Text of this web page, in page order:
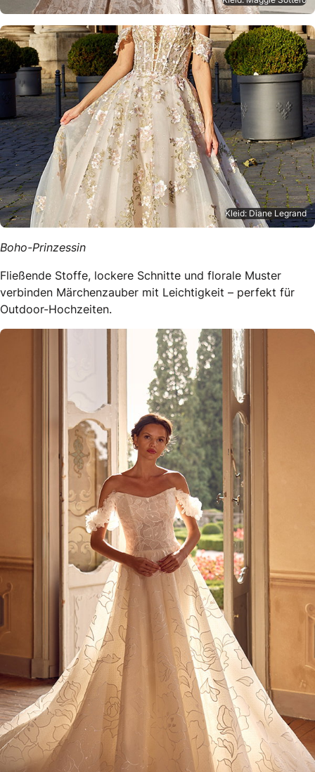
Kleid: Diane Legrand
Boho-Prinzessin
Fließende Stoffe, lockere Schnitte und florale Muster
verbinden Märchenzauber mit Leichtigkeit – perfekt für
Outdoor-Hochzeiten.